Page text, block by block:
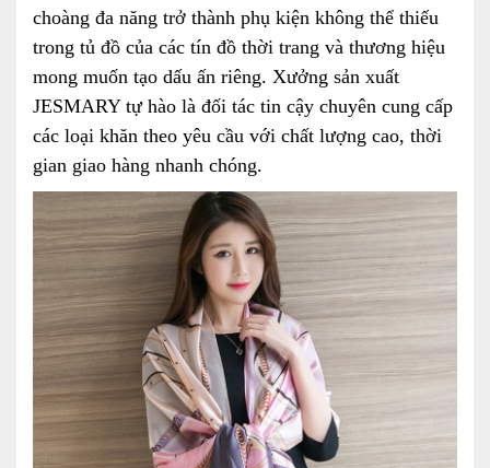
choàng đa năng trở thành phụ kiện không thể thiếu
trong tủ đồ của các tín đồ thời trang và thương hiệu
mong muốn tạo dấu ấn riêng. Xưởng sản xuất
JESMARY tự hào là đối tác tin cậy chuyên cung cấp
các loại khăn theo yêu cầu với chất lượng cao, thời
gian giao hàng nhanh chóng.